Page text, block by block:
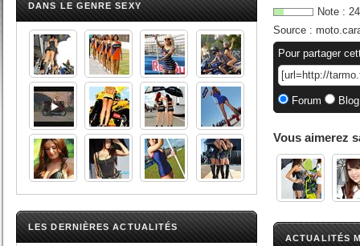
DANS LE GENRE SEXY
LES DERNIÈRES ACTUALITÉS
Note : 24
Source :
Pour partager
Forum
Vous aimerez
ACTUALITÉS